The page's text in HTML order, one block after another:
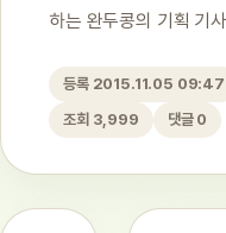
하는 완두콩의 기획 기
등록 2015.11.05 09:47
조회 3,999
댓글 0